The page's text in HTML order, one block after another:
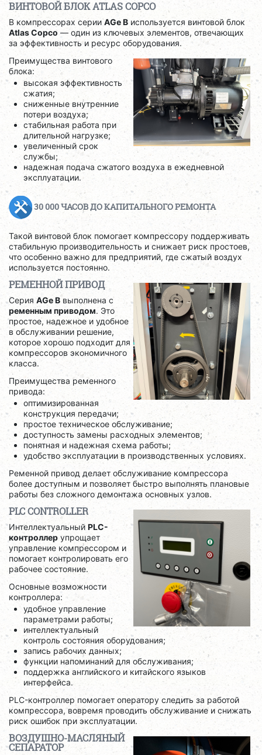
ВИНТОВОЙ БЛОК ATLAS COPCO
В компрессорах серииAGe B используется винтовой блок
Atlas Copco — один из ключевых элементов, отвечающих
за эффективность и ресурс оборудования.
Преимущества винтового
блока:
высокая эффективность
сжатия;
сниженные внутренние
потери воздуха;
стабильная работа при
длительной нагрузке;
увеличенный срок
службы;
надежная подача сжатого воздуха в ежедневной
эксплуатации.
30 000 ЧАСОВ ДО КАПИТАЛЬНОГО РЕМОНТА
Такой винтовой блок помогает компрессору поддерживать
стабильную производительность и снижает риск простоев,
что особенно важно для предприятий, где сжатый воздух
используется постоянно.
РЕМЕННОЙ ПРИВОД
Серия AGe B выполнена с
ременным приводом. Это
простое, надежное и удобное
в обслуживании решение,
которое хорошо подходит для
компрессоров экономичного
класса.
Преимущества ременного
привода:
оптимизированная
конструкция передачи;
простое техническое обслуживание;
доступность замены расходных элементов;
понятная и надежная схема работы;
удобство эксплуатации в производственных условиях.
Ременной привод делает обслуживание компрессора
более доступным и позволяет быстро выполнять плановые
работы без сложного демонтажа основных узлов.
PLC CONTROLLER
Интеллектуальный PLC-
контроллер упрощает
управление компрессором и
помогает контролировать его
рабочее состояние.
Основные возможности
контроллера:
удобное управление
параметрами работы;
интеллектуальный
контроль состояния оборудования;
запись рабочих данных;
функции напоминаний для обслуживания;
поддержка английского и китайского языков
интерфейса.
PLC-контроллер помогает оператору следить за работой
компрессора, вовремя проводить обслуживание и снижать
риск ошибок при эксплуатации.
ВОЗДУШНО-МАСЛЯНЫЙ
СЕПАРАТОР